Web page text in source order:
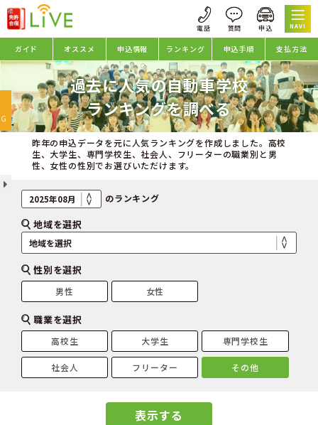
NAVI
ガイド オススメ 申込情報 ランキング 申込手順 支払方法
過去に人気の自動車学校
ランキングを調べる
昨年の申込データを元に人気ランキングを作成しました。高校
生、大学生、専門学校生、社会人、フリーターの職業別と男
性、女性の性別でお選びいただけます。
のランキング
地域を選択
性別を選択
男性 女性
職業を選択
高校生 大学生 専門学校生
社会人 フリーター その他
表示する